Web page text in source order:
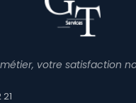
votre satisfaction